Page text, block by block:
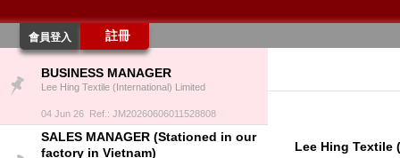
會員登入 註冊
BUSINESS MANAGER
Lee Hing Textile (International) Limited
04 Jun 26 Ref.: JM20260606011528808
SALES MANAGER (Stationed in our
factory in Vietnam)
Lee Hing Textile